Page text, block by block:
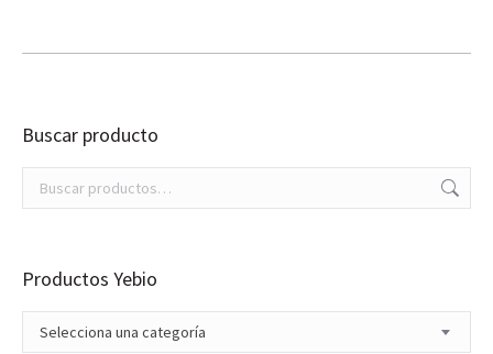
Buscar producto
Productos Yebio
Selecciona una categoría